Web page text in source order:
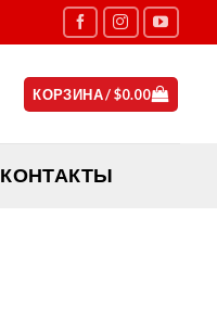
КОРЗИНА /$0.00
КОНТАКТЫ